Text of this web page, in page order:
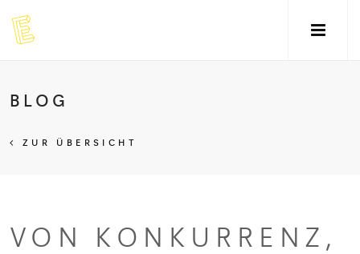
BLOG
ZUR ÜBERSICHT
VON KONKURRENZ,